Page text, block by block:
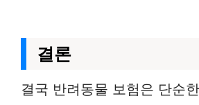
결론
결국 반려동물 보험은 단순